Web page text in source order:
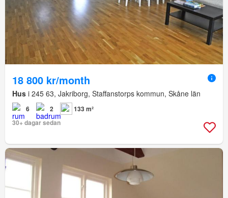
18 800 kr/month
Hus i 245 63, Jakriborg, Staffanstorps kommun, Skåne län
6 2
133 m²
30+ dagar sedan